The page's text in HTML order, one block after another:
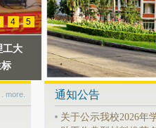
4 5
大
标
. more. 通知公告
关于公示我校2026年